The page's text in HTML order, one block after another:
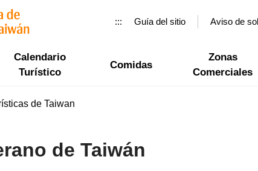
::: Guía del sitio Aviso de
Calendario
Turístico
Comidas
Zonas
Comerciales
de Taiwan
de Taiwán